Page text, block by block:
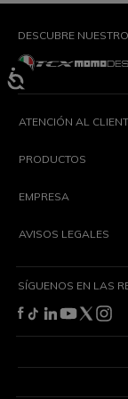
DESCUBRE
ATENCIÓN AL
PRODUCTOS
EMPRESA
AVISOS LEGALES
SÍGUENOS EN LAS